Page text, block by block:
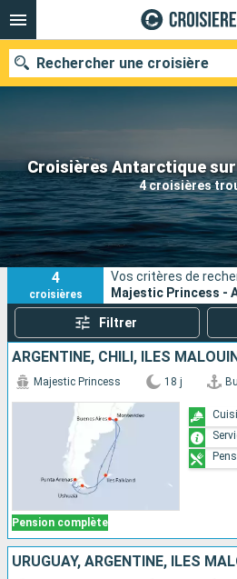
Croisières Antarctique
4 croisières
Rechercher une croisière
Nos destinations
Mois de départ
Ports
4
croisières
Vos critères de
Majestic Princess -
Filtrer
Pension complète
Majestic Princess 18 j